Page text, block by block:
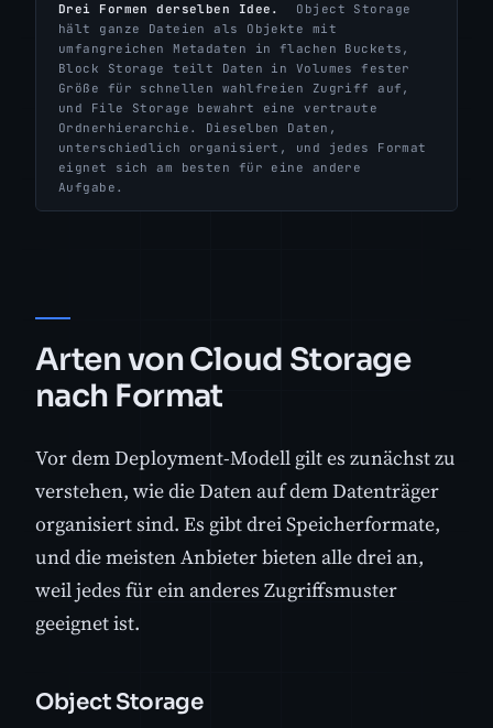
Drei Formen derselben Idee.
Object Storage
hält ganze Dateien als Objekte mit
umfangreichen Metadaten in flachen Buckets,
Block Storage teilt Daten in Volumes fester
Größe für schnellen wahlfreien Zugriff auf,
und File Storage bewahrt eine vertraute
Ordnerhierarchie. Dieselben Daten,
unterschiedlich organisiert, und jedes Format
eignet sich am besten für eine andere
Aufgabe.
Arten von Cloud Storage
nach Format
Vor dem Deployment-Modell gilt es zunächst zu
verstehen, wie die Daten auf dem Datenträger
organisiert sind. Es gibt drei Speicherformate,
und die meisten Anbieter bieten alle drei an,
weil jedes für ein anderes Zugriffsmuster
geeignet ist.
Object Storage